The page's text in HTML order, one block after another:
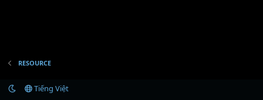
RESOURCE
Tiếng Việt